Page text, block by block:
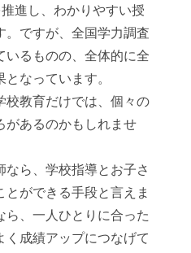
進し、わかりやすい授
。ですが、全国学力調査
いるものの、全体的に全
なっています。
校教育だけでは、個々の
があるのかもしれませ
なら、学校指導とお子さ
とができる手段と言えま
ら、一人ひとりに合った
く成績アップにつなげて